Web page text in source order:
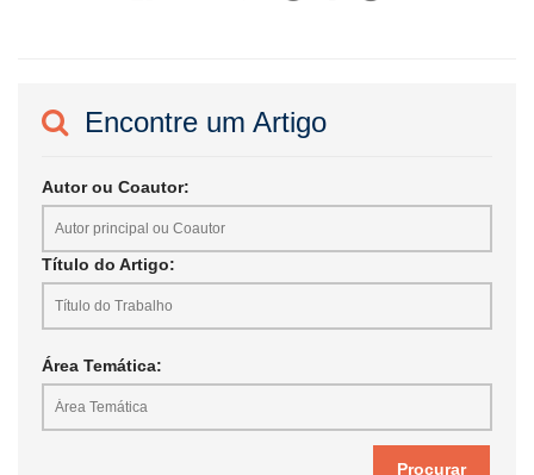
Encontre um Artigo
Autor ou Coautor:
Título do Artigo:
Área Temática: